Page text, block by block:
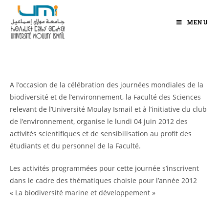
MENU
A l’occasion de la célébration des journées mondiales de la
biodiversité et de l’environnement, la Faculté des Sciences
relevant de l’Université Moulay Ismail et à l’initiative du club
de l’environnement, organise le lundi 04 juin 2012 des
activités scientifiques et de sensibilisation au profit des
étudiants et du personnel de la Faculté.
Les activités programmées pour cette journée s’inscrivent
dans le cadre des thématiques choisie pour l’année 2012
« La biodiversité marine et développement »